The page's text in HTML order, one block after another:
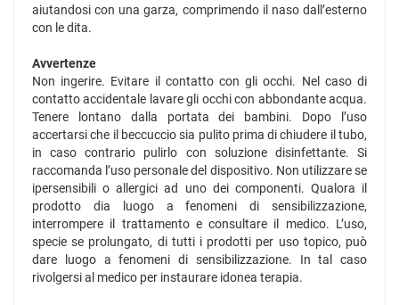
aiutandosi con una garza, comprimendo il naso dall’esterno
con le dita.
Avvertenze
Non ingerire. Evitare il contatto con gli occhi. Nel caso di
contatto accidentale lavare gli occhi con abbondante acqua.
Tenere lontano dalla portata dei bambini. Dopo l’uso
accertarsi che il beccuccio sia pulito prima di chiudere il tubo,
in caso contrario pulirlo con soluzione disinfettante. Si
raccomanda l’uso personale del dispositivo. Non utilizzare se
ipersensibili o allergici ad uno dei componenti. Qualora il
prodotto dia luogo a fenomeni di sensibilizzazione,
interrompere il trattamento e consultare il medico. L’uso,
specie se prolungato, di tutti i prodotti per uso topico, può
dare luogo a fenomeni di sensibilizzazione. In tal caso
rivolgersi al medico per instaurare idonea terapia.